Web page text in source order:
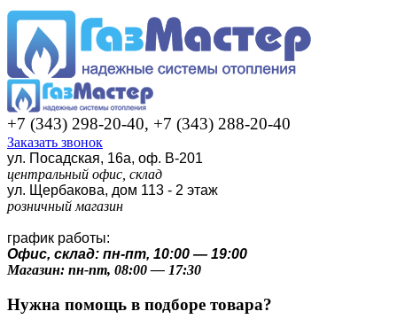
+7 (343) 298-20-40, +7 (343) 288-20-40
Заказать звонок
ул. Посадская, 16а, оф. В-201
центральный офис, склад
ул. Щербакова, дом 113 - 2 этаж
розничный магазин
график работы:
Офис, склад: пн-пт, 10:00 — 19:00
Магазин: пн-пт, 08:00 — 17:30
Нужна помощь в подборе товара?